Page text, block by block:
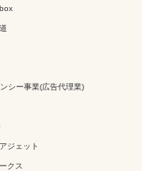
シー事業(広告代理業)
ジェット
クス